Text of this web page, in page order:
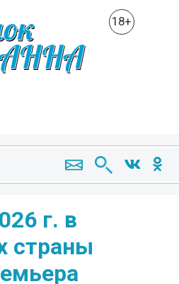
18+
г. в
страны